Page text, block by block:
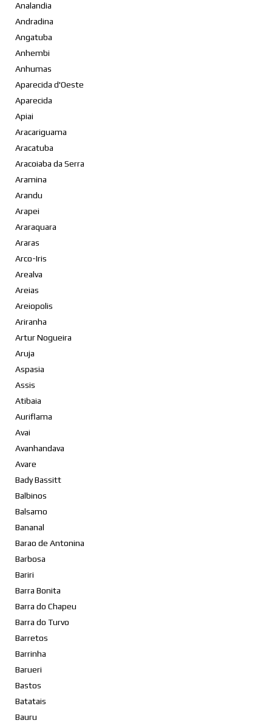
Analandia
Andradina
Angatuba
Anhembi
Anhumas
Aparecida d'Oeste
Aparecida
Apiai
Aracariguama
Aracatuba
Aracoiaba da Serra
Aramina
Arandu
Arapei
Araraquara
Araras
Arco-Iris
Arealva
Areias
Areiopolis
Ariranha
Artur Nogueira
Aruja
Aspasia
Assis
Atibaia
Auriflama
Avai
Avanhandava
Avare
Bady Bassitt
Balbinos
Balsamo
Bananal
Barao de Antonina
Barbosa
Bariri
Barra Bonita
Barra do Chapeu
Barra do Turvo
Barretos
Barrinha
Barueri
Bastos
Batatais
Bauru